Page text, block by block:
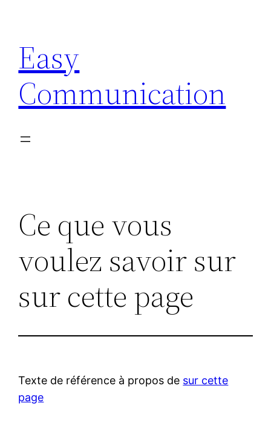
contenu
Easy
Communication
Ce que vous
voulez savoir sur
sur cette page
Texte de référence à propos de sur cette
page